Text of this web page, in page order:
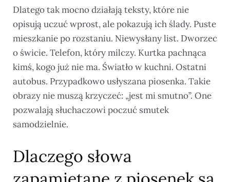
Dlatego tak mocno działają teksty, które nie
opisują uczuć wprost, ale pokazują ich ślady. Puste
mieszkanie po rozstaniu. Niewysłany list. Dworzec
o świcie. Telefon, który milczy. Kurtka pachnąca
kimś, kogo już nie ma. Światło w kuchni. Ostatni
autobus. Przypadkowo usłyszana piosenka. Takie
obrazy nie muszą krzyczeć: „jest mi smutno”. One
pozwalają słuchaczowi poczuć smutek
samodzielnie.
Dlaczego słowa